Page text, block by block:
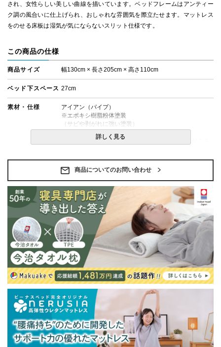
され、女性らしい美しい曲線を描いています。ベッドフレームはアンティー
ク調の風合いに仕上げられ、おしゃれな雰囲気を際立たせます。マットレス
をのせる床板は湿気が気にならないスリット仕様です。
この商品の仕様
商品サイズ 幅130cm × 長さ205cm × 高さ110cm
ベッド下スペース 27cm
素材・仕様
アイアン（パイプ）
※エポキシ樹脂粉体塗装
（サビや剥がれに強い塗装）
※仕様上、開梱後に少量の金属粉が発生することがござ
・組立設置無料！
・価格はベッドフレームのみの金額です。
・配送日指定OK！
※北海道・沖縄・離島等一部地域へのお届けは別途送料
が発生する場合がございます。また発送予定も変更にな
る場合があります。
詳しく見る
商品についてのお問い合わせ